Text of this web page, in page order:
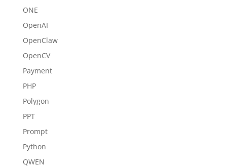
ONE
OpenAI
OpenClaw
OpenCV
Payment
PHP
Polygon
PPT
Prompt
Python
QWEN